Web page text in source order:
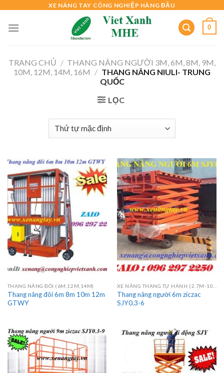
content
XE NÂNG TAY CÔNG NGHIỆP HÀNG ĐẦU
0
TRANG CHỦ / THANG NÂNG NGƯỜI 3M, 6M, 8M, 9M,
10M, 12M, 14M, 16M / THANG NÂNG NIULI- TRUNG
QUỐC
LỌC
THANG NÂNG ĐÔI (6M,12M,14M)
Thang nâng đôi 6m 8m 10m 12m
GTWY
Thang nâng người 6m ziczac
SJY0.3-6